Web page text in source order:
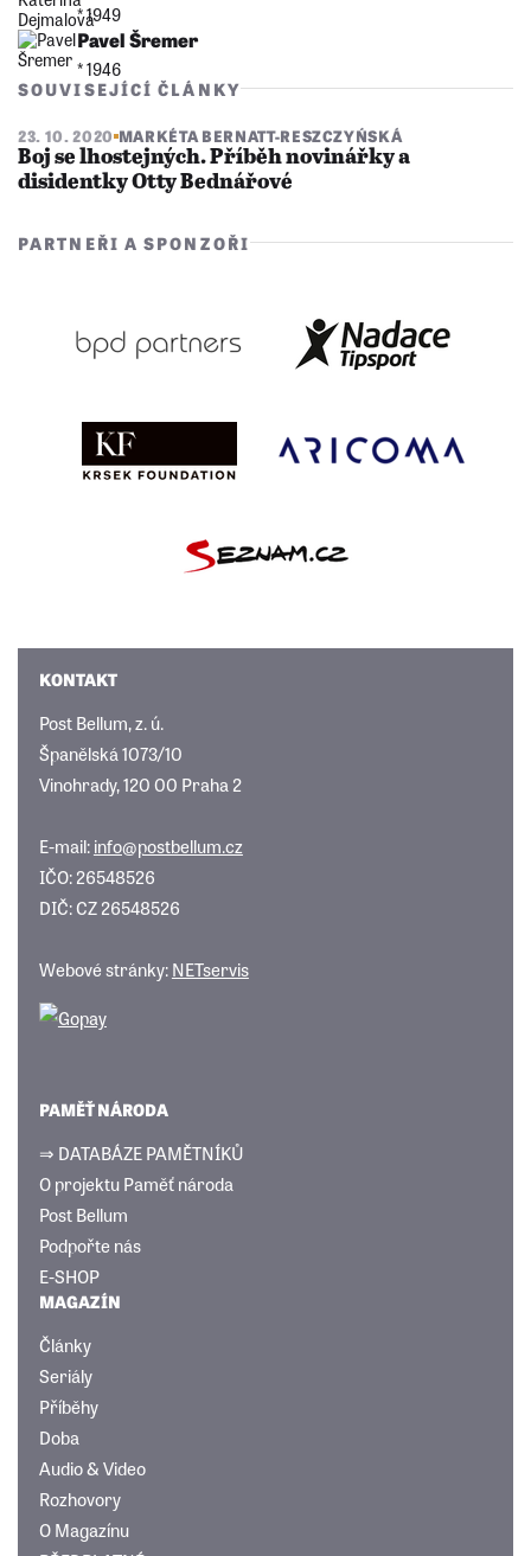
* 1949
Pavel Šremer
* 1946
SOUVISEJÍCÍ ČLÁNKY
23. 10. 2020 MARKÉTA BERNATT-RESZCZYŃSKÁ
Boj se lhostejných. Příběh novinářky a
disidentky Otty Bednářové
PARTNEŘI A SPONZOŘI
KONTAKT
Post Bellum, z. ú.
Španělská 1073/10
Vinohrady, 120 00 Praha 2
E-mail:info@postbellum.cz
IČO: 26548526
DIČ: CZ 26548526
Webové stránky:NETservis
PAMĚŤ NÁRODA
⇒ DATABÁZE PAMĚTNÍKŮ
O projektu Paměť národa
Post Bellum
Podpořte nás
E-SHOP
MAGAZÍN
Články
Seriály
Příběhy
Doba
Audio & Video
Rozhovory
O Magazínu